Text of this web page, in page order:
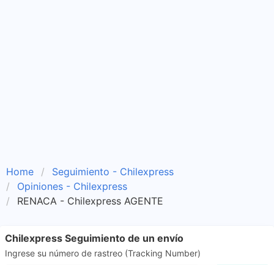
Home
Seguimiento - Chilexpress
Opiniones - Chilexpress
RENACA - Chilexpress AGENTE
Chilexpress Seguimiento de un envío
Ingrese su número de rastreo (Tracking Number)